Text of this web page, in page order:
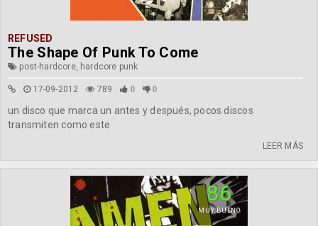
REFUSED
The Shape Of Punk To Come
post-hardcore, hardcore punk
17-09-2012 789 0 0
un disco que marca un antes y después, pocos discos
transmiten como este
LEER MÁS
86
MUY BUENO